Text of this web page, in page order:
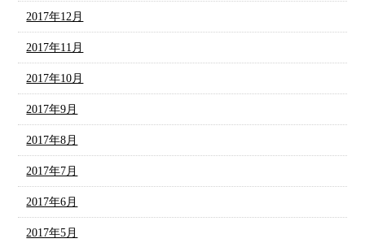
2017年12月
2017年11月
2017年10月
2017年9月
2017年8月
2017年7月
2017年6月
2017年5月